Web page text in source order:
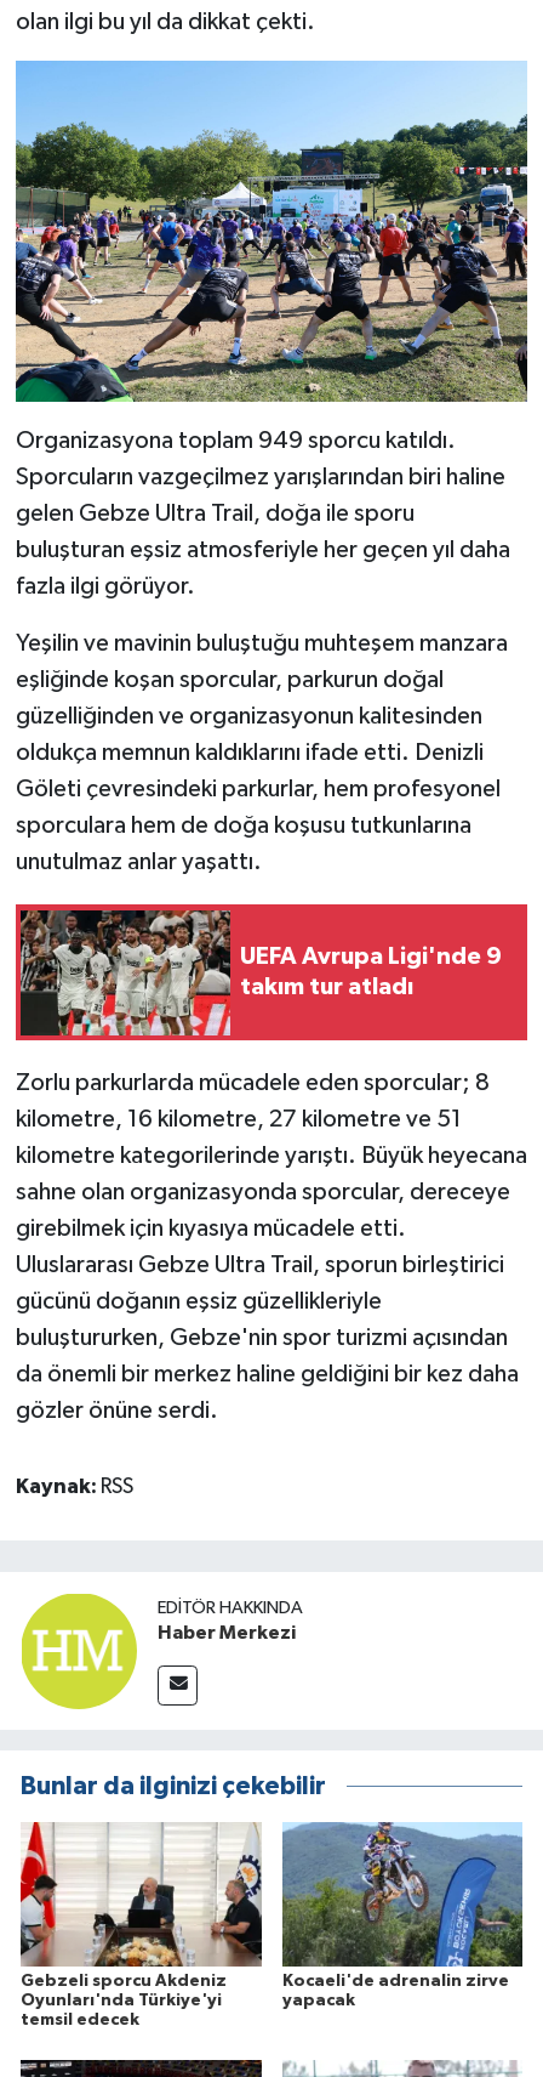
olan ilgi bu yıl da dikkat çekti.
Organizasyona toplam 949 sporcu katıldı.
Sporcuların vazgeçilmez yarışlarından biri haline
gelen Gebze Ultra Trail, doğa ile sporu
buluşturan eşsiz atmosferiyle her geçen yıl daha
fazla ilgi görüyor.
Yeşilin ve mavinin buluştuğu muhteşem manzara
eşliğinde koşan sporcular, parkurun doğal
güzelliğinden ve organizasyonun kalitesinden
oldukça memnun kaldıklarını ifade etti. Denizli
Göleti çevresindeki parkurlar, hem profesyonel
sporculara hem de doğa koşusu tutkunlarına
unutulmaz anlar yaşattı.
UEFA Avrupa Ligi'nde 9
takım tur atladı
Zorlu parkurlarda mücadele eden sporcular; 8
kilometre, 16 kilometre, 27 kilometre ve 51
kilometre kategorilerinde yarıştı. Büyük heyecana
sahne olan organizasyonda sporcular, dereceye
girebilmek için kıyasıya mücadele etti.
Uluslararası Gebze Ultra Trail, sporun birleştirici
gücünü doğanın eşsiz güzellikleriyle
buluştururken, Gebze'nin spor turizmi açısından
da önemli bir merkez haline geldiğini bir kez daha
gözler önüne serdi.
Kaynak: RSS
EDITÖR HAKKINDA
Haber Merkezi
Bunlar da ilginizi çekebilir
Gebzeli sporcu Akdeniz
Oyunları'nda Türkiye'yi
temsil edecek
Kocaeli'de adrenalin zirve
yapacak